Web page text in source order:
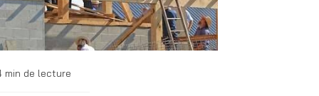
min de lecture